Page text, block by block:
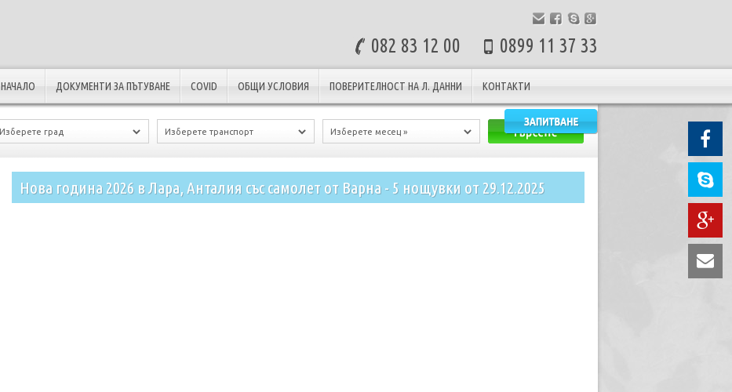
082 83 12 00 0899 11 37 33
НАЧАЛО ДОКУМЕНТИ ЗА ПЪТУВАНЕ COVID ОБЩИ УСЛОВИЯ ПОВЕРИТЕЛНОСТ НА Л. ДАННИ КОНТАКТИ
Нова година 2026 в Лара, Анталия със самолет от Варна - 5 нощувки от 29.12.2025